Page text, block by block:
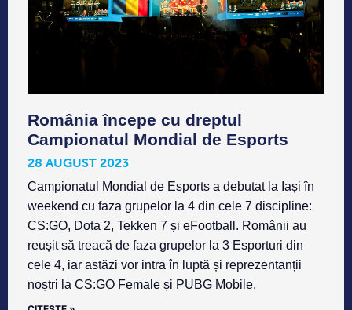
România începe cu dreptul
Campionatul Mondial de Esports
28 AUGUST 2023
Campionatul Mondial de Esports a debutat la Iași în
weekend cu faza grupelor la 4 din cele 7 discipline:
CS:GO, Dota 2, Tekken 7 și eFootball. Românii au
reușit să treacă de faza grupelor la 3 Esporturi din
cele 4, iar astăzi vor intra în luptă și reprezentanții
noștri la CS:GO Female și PUBG Mobile.